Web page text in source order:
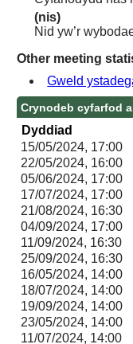
(nis)
Nid yw’r
Other meeting
Gweld
Crynodeb cyfarfod
Dyddiad
15/05/2024, 17:00
22/05/2024, 16:00
05/06/2024, 17:00
17/07/2024, 17:00
21/08/2024, 16:30
04/09/2024, 17:00
11/09/2024, 16:30
25/09/2024, 16:30
16/05/2024, 14:00
18/07/2024, 14:00
19/09/2024, 14:00
23/05/2024, 14:00
11/07/2024, 14:00